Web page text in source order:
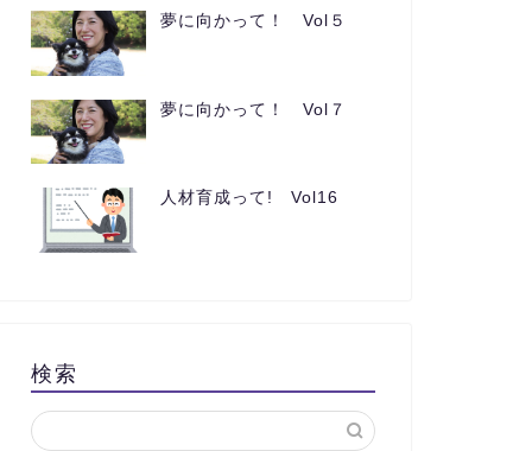
夢に向かって！ Vol５
夢に向かって！ Vol７
人材育成って! Vol16
検索